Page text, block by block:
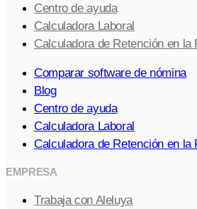
Centro de ayuda
Calculadora Laboral
Calculadora de Retención en la
Comparar software de nómina
Blog
Centro de ayuda
Calculadora Laboral
Calculadora de Retención en la
EMPRESA
Trabaja con Aleluya